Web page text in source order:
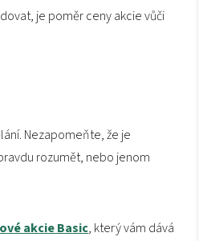
je poměr ceny akcie vůči
Nezapomeňte, že je
rozumět, nebo jenom
akcie Basic, který vám dává